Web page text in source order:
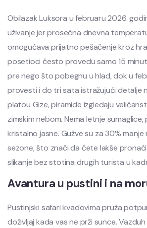
Obilazak Luksora u februaru 2026.
uživanje jer prosečna dnevna
omogućava prijatno pešačenje kroz
posetioci često provedu samo 15
pre nego što pobegnu u hlad, dok u
provesti i do tri sata istražujući detalje
platou Gize, piramide izgledaju
zimskim nebom. Nema letnje
kristalno jasne. Gužve su za 30%
sezone, što znači da ćete lakše
slikanje bez stotina drugih turista u
Avantura u pustini i na
Pustinjski safari kvadovima pruža
doživljaj kada vas ne prži sunce.